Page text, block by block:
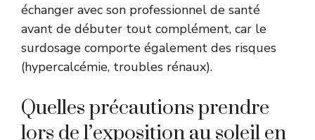
échanger avec son professionnel de santé
avant de débuter tout complément, car le
surdosage comporte également des risques
(hypercalcémie, troubles rénaux).
Quelles précautions prendre
lors de l’exposition au soleil en